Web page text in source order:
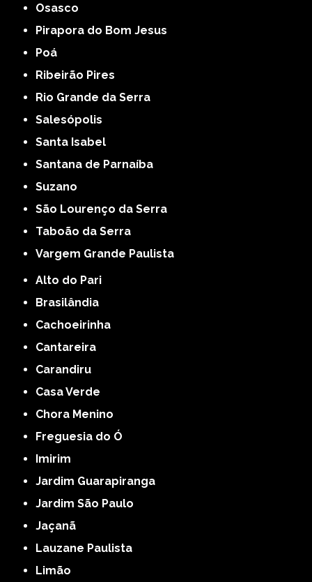
Osasco
Pirapora do Bom Jesus
Poá
Ribeirão Pires
Rio Grande da Serra
Salesópolis
Santa Isabel
Santana de Parnaíba
Suzano
São Lourenço da Serra
Taboão da Serra
Vargem Grande Paulista
Alto do Pari
Brasilândia
Cachoeirinha
Cantareira
Carandiru
Casa Verde
Chora Menino
Freguesia do Ó
Imirim
Jardim Guarapiranga
Jardim São Paulo
Jaçanã
Lauzane Paulista
Limão